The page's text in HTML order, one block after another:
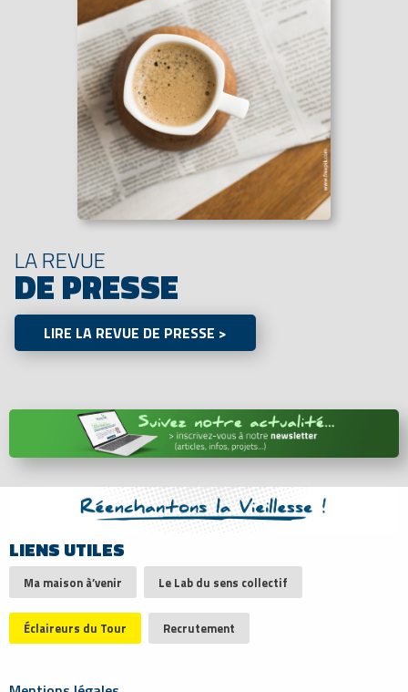
LA REVUE
DE PRESSE
LIRE LA REVUE DE PRESSE >
LIENS UTILES
Ma maison à’venir Le Lab du sens collectif
Éclaireurs du Tour Recrutement